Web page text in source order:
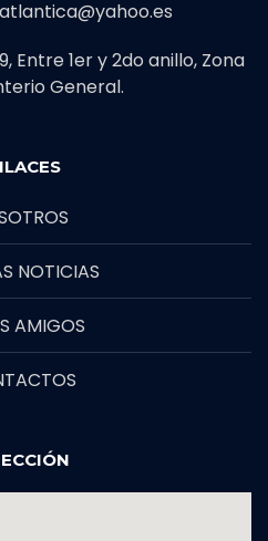
Entre 1er y 2do anillo, Zona
General.
NOTICIAS
AMIGOS